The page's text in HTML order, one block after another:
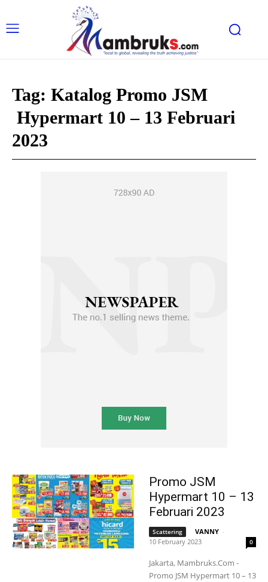
Tag: Katalog Promo JSM
Hypermart 10 – 13 Februari
2023
Promo JSM
Hypermart 10 – 13
Februari 2023
Scattering VANNY -
10 February 2023
0
Jakarta, Mambruks.Com -
Promo JSM Hypermart 10 – 13